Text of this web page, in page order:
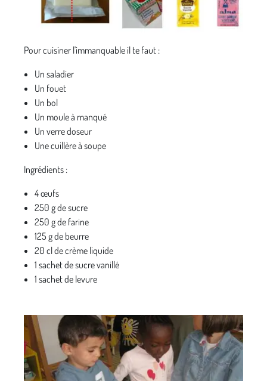
Pour cuisiner l'immanquable il te faut :
Un saladier
Un fouet
Un bol
Un moule à manqué
Un verre doseur
Une cuillère à soupe
Ingrédients :
4 œufs
250 g de sucre
250 g de farine
125 g de beurre
20 cl de crème liquide
1 sachet de sucre vanillé
1 sachet de levure